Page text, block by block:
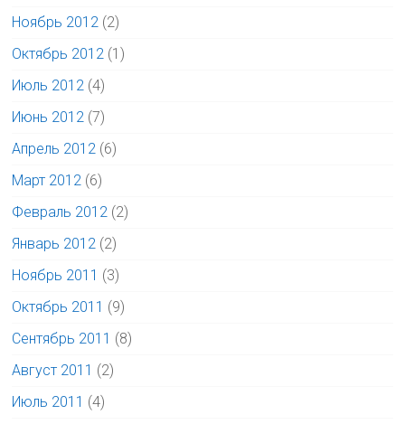
Ноябрь 2012 (2)
Октябрь 2012 (1)
Июль 2012 (4)
Июнь 2012 (7)
Апрель 2012 (6)
Март 2012 (6)
Февраль 2012 (2)
Январь 2012 (2)
Ноябрь 2011 (3)
Октябрь 2011 (9)
Сентябрь 2011 (8)
Август 2011 (2)
Июль 2011 (4)